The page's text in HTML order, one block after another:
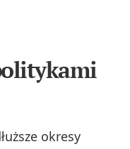
okresy